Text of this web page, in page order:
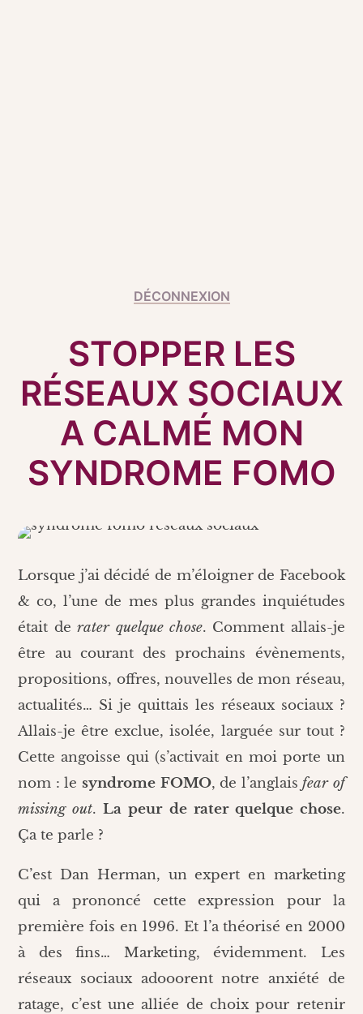
DÉCONNEXION
STOPPER LES
RÉSEAUX SOCIAUX
A CALMÉ MON
SYNDROME FOMO
Lorsque j’ai décidé de m’éloigner de Facebook
& co, l’une de mes plus grandes inquiétudes
était derater quelque chose. Comment allais-je
être au courant des prochains évènements,
propositions, offres, nouvelles de mon réseau,
actualités… Si je quittais les réseaux sociaux ?
Allais-je être exclue, isolée, larguée sur tout ?
Cette angoisse qui (s’activait en moi porte un
nom : le syndrome FOMO, de l’anglaisfear of
missing out.La peur de rater quelque chose.
Ça te parle ?
C’est Dan Herman, un expert en marketing
qui a prononcé cette expression pour la
première fois en 1996. Et l’a théorisé en 2000
à des fins… Marketing, évidemment. Les
réseaux sociaux adooorent notre anxiété de
ratage, c’est une alliée de choix pour retenir